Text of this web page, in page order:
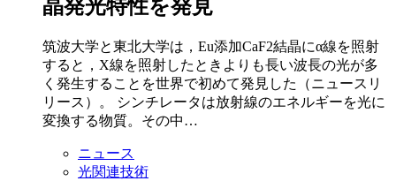
晶発光特性を発見
筑波大学と東北大学は，Eu添加CaF2結晶にα線を照射
すると，X線を照射したときよりも長い波長の光が多
く発生することを世界で初めて発見した（ニュースリ
リース）。 シンチレータは放射線のエネルギーを光に
変換する物質。その中…
ニュース
光関連技術